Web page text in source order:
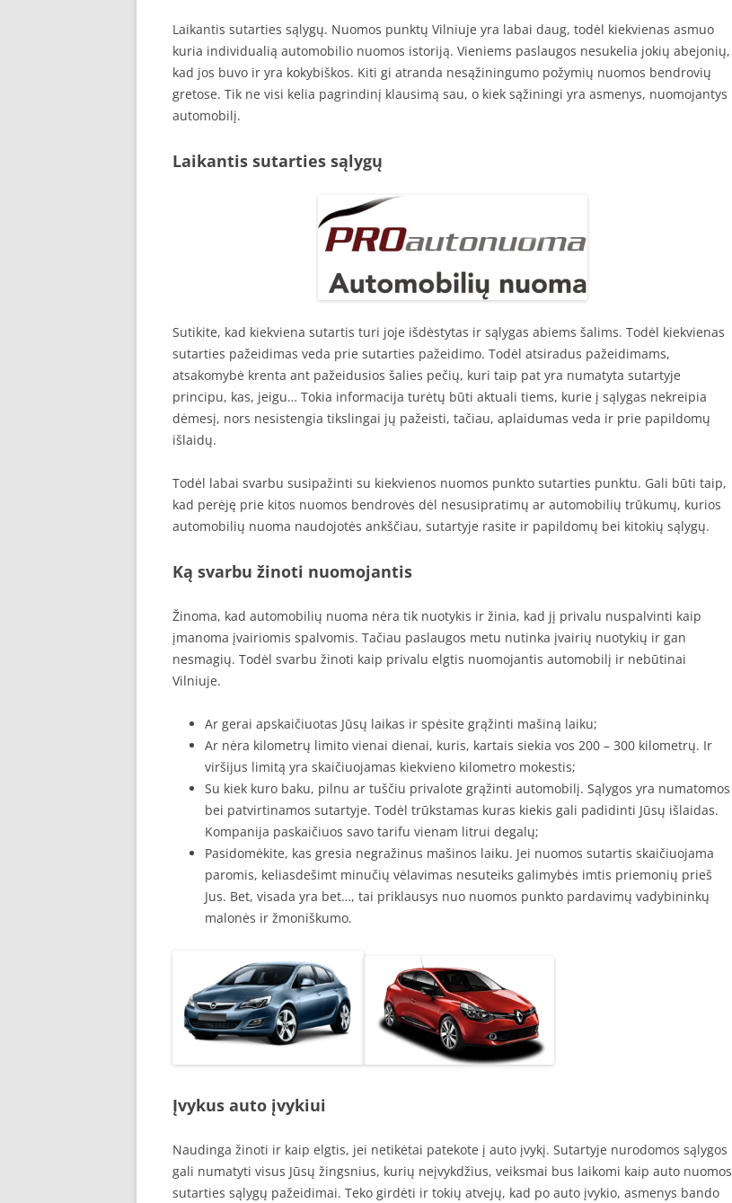
Laikantis sutarties sąlygų. Nuomos punktų Vilniuje yra labai daug, todėl kiekvienas asmuo
kuria individualią automobilio nuomos istoriją. Vieniems paslaugos nesukelia jokių abejonių,
kad jos buvo ir yra kokybiškos. Kiti gi atranda nesąžiningumo požymių nuomos bendrovių
gretose. Tik ne visi kelia pagrindinį klausimą sau, o kiek sąžiningi yra asmenys, nuomojantys
automobilį.
Laikantis sutarties sąlygų
Sutikite, kad kiekviena sutartis turi joje išdėstytas ir sąlygas abiems šalims. Todėl kiekvienas
sutarties pažeidimas veda prie sutarties pažeidimo. Todėl atsiradus pažeidimams,
atsakomybė krenta ant pažeidusios šalies pečių, kuri taip pat yra numatyta sutartyje
principu, kas, jeigu… Tokia informacija turėtų būti aktuali tiems, kurie į sąlygas nekreipia
dėmesį, nors nesistengia tikslingai jų pažeisti, tačiau, aplaidumas veda ir prie papildomų
išlaidų.
Todėl labai svarbu susipažinti su kiekvienos nuomos punkto sutarties punktu. Gali būti taip,
kad perėję prie kitos nuomos bendrovės dėl nesusipratimų ar automobilių trūkumų, kurios
automobilių nuoma naudojotės ankščiau, sutartyje rasite ir papildomų bei kitokių sąlygų.
Ką svarbu žinoti nuomojantis
Žinoma, kad automobilių nuoma nėra tik nuotykis ir žinia, kad jį privalu nuspalvinti kaip
įmanoma įvairiomis spalvomis. Tačiau paslaugos metu nutinka įvairių nuotykių ir gan
nesmagių. Todėl svarbu žinoti kaip privalu elgtis nuomojantis automobilį ir nebūtinai
Vilniuje.
Ar gerai apskaičiuotas Jūsų laikas ir spėsite grąžinti mašiną laiku;
Ar nėra kilometrų limito vienai dienai, kuris, kartais siekia vos 200 – 300 kilometrų. Ir
viršijus limitą yra skaičiuojamas kiekvieno kilometro mokestis;
Su kiek kuro baku, pilnu ar tuščiu privalote grąžinti automobilį. Sąlygos yra numatomos
bei patvirtinamos sutartyje. Todėl trūkstamas kuras kiekis gali padidinti Jūsų išlaidas.
Kompanija paskaičiuos savo tarifu vienam litrui degalų;
Pasidomėkite, kas gresia negražinus mašinos laiku. Jei nuomos sutartis skaičiuojama
paromis, keliasdešimt minučių vėlavimas nesuteiks galimybės imtis priemonių prieš
Jus. Bet, visada yra bet…, tai priklausys nuo nuomos punkto pardavimų vadybininkų
malonės ir žmoniškumo.
Įvykus auto įvykiui
Naudinga žinoti ir kaip elgtis, jei netikėtai patekote į auto įvykį. Sutartyje nurodomos sąlygos
gali numatyti visus Jūsų žingsnius, kurių neįvykdžius, veiksmai bus laikomi kaip auto nuomos
sutarties sąlygų pažeidimai. Teko girdėti ir tokių atvejų, kad po auto įvykio, asmenys bando